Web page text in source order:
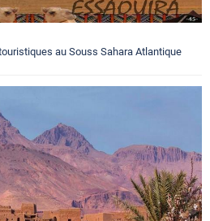
au Souss Sahara Atlantique